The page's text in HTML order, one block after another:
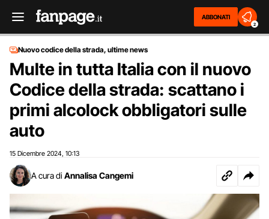
ABBONATI
2
Nuovo codice della strada, ultime news
Multe in tutta Italia con il nuovo
Codice della strada: scattano i
primi alcolock obbligatori sulle
auto
15 Dicembre 2024 10:13
A cura di Annalisa Cangemi